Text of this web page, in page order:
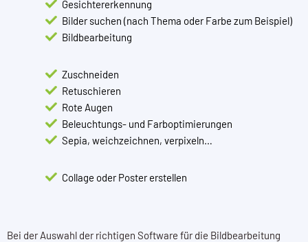
Gesichtererkennung
Bilder suchen (nach Thema oder Farbe zum Beispiel)
Bildbearbeitung
Zuschneiden
Retuschieren
Rote Augen
Beleuchtungs- und Farboptimierungen
Sepia, weichzeichnen, verpixeln…
Collage oder Poster erstellen
Bei der Auswahl der richtigen Software für die Bildbearbeitung